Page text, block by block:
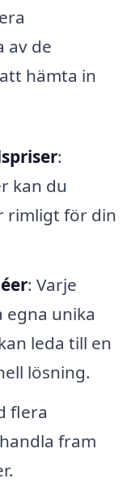
av de
hämta in
:
kan du
rimligt för din
: Varje
unika
leda till en
lösning.
flera
fram